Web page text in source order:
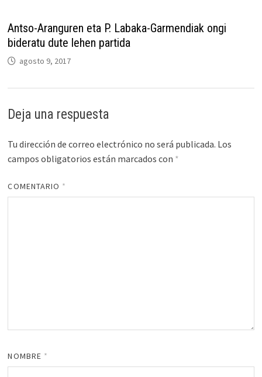
Antso-Aranguren eta P. Labaka-Garmendiak ongi
bideratu dute lehen partida
agosto 9, 2017
Deja una respuesta
Tu dirección de correo electrónico no será publicada. Los
campos obligatorios están marcados con *
COMENTARIO *
NOMBRE *